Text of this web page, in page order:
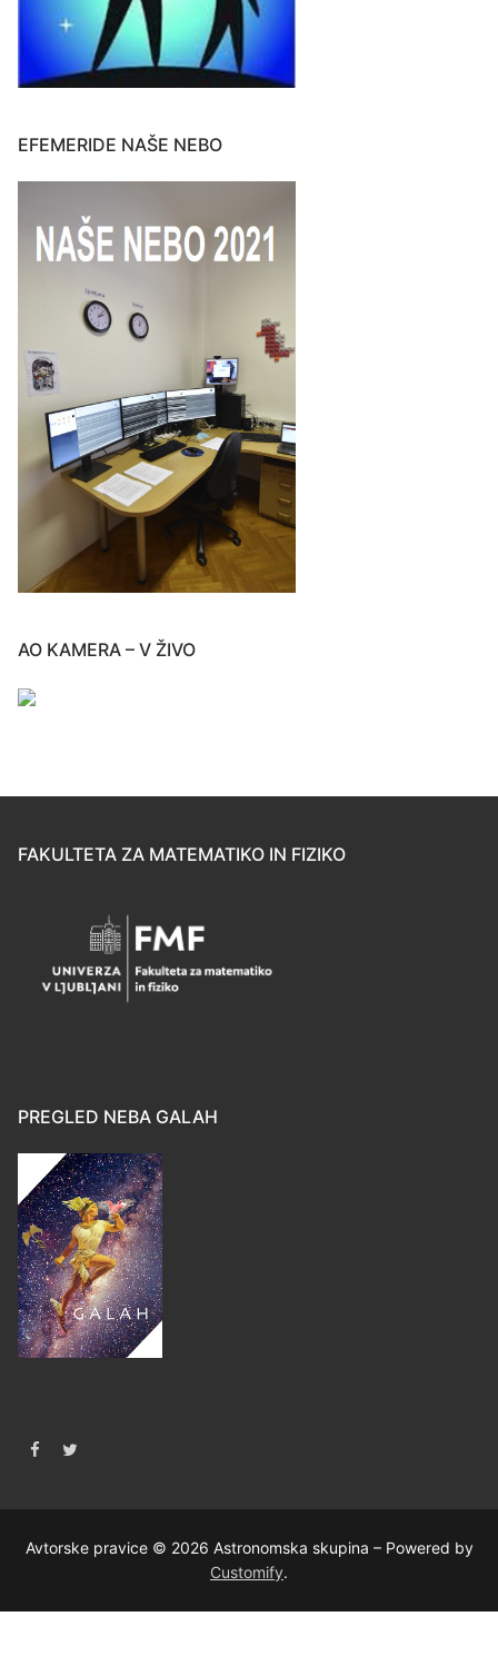
EFEMERIDE NAŠE NEBO
AO KAMERA – V ŽIVO
FAKULTETA ZA MATEMATIKO IN FIZIKO
PREGLED NEBA GALAH
Avtorske pravice © 2026 Astronomska skupina – Powered by
Customify.